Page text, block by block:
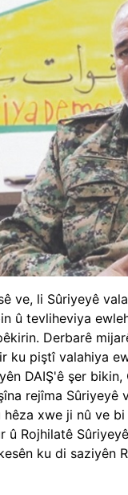
ve, li Sûriyeyê
û tevliheviya
Derbarê
ku piştî valahiya
DAIŞ'ê şer
rejîma Sûriyeyê
xwe ji nû ve
Rojhilatê
ku di saziyên